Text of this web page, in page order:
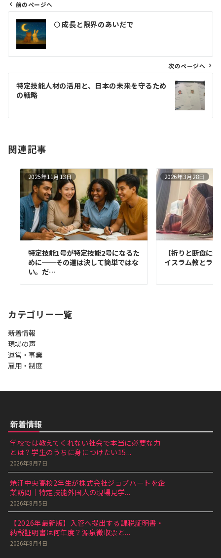
ビ
ン
前のページへ
🌕 成長と限界のあいだで
次のページへ
特定技能人材の活用と、日本の未来を守るため
の戦略
関連記事
2025年11月13日
特定技能1号が特定技能2号になるた
めに──その道は決して簡単ではな
い。だ…
2026年3月28日
【祈りと断食に
イスラム教とラ
カテゴリー一覧
新着情報
現場の声
運営・事業
雇用・制度
新着情報
学校では教えてくれない社会で本当に必要な力
とは？学生のうちに身につけたい15...
2026年8月7日
焼津中央高校2年生が株式会社ジョブハートを企
業訪問｜特定技能外国人の現場見学...
2026年8月5日
【2026年最新版】入管へ提出する課税証明書・
納税証明書は何年度？源泉徴収票と...
2026年8月4日